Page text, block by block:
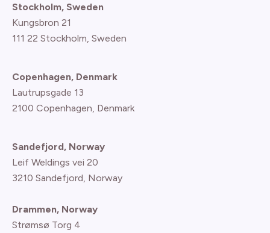
Stockholm, Sweden
Kungsbron 21
111 22 Stockholm, Sweden
Copenhagen, Denmark
Lautrupsgade 13
2100 Copenhagen , Denmark
Sandefjord, Norway
Leif Weldings vei 20
3210 Sandefjord, Norway
Drammen, Norway
Strømsø Torg 4